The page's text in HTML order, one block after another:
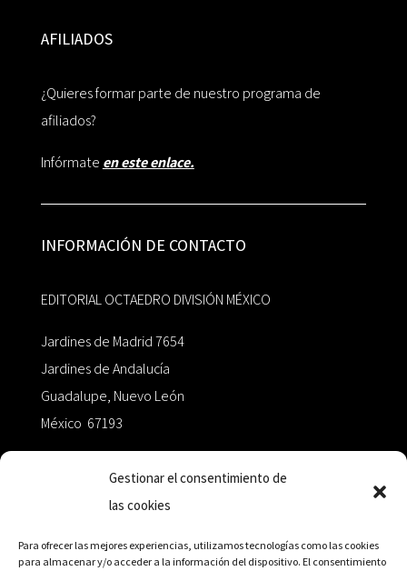
Gestionar el consentimiento de
las cookies
Para ofrecer las mejores experiencias, utilizamos tecnologías como las cookies
para almacenar y/o acceder a la información del dispositivo. El consentimiento
AFILIADOS
¿Quieres formar parte de nuestro programa de
afiliados?
Infórmate en este enlace.
INFORMACIÓN DE CONTACTO
EDITORIAL OCTAEDRO DIVISIÓN MÉXICO
Jardines de Madrid 7654
Jardines de Andalucía
Guadalupe, Nuevo León
México 67193
+52 811.499.5638